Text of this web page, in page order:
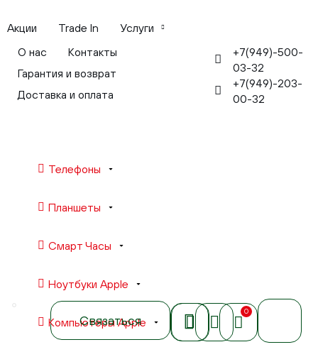
Акции Trade In
Услуги
О нас
Контакты
Гарантия и возврат
Доставка и оплата
+7(949)-500-
03-32
+7(949)-203-
00-32
Телефоны
Планшеты
Смарт Часы
Ноутбуки Apple
Компьютеры Apple
Связаться
0